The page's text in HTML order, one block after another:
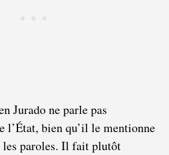
Jurado ne parle pas
l’État, bien qu’il le mentionne
les paroles. Il fait plutôt